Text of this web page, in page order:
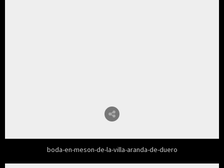
boda-en-meson-de-la-villa-aranda-de-duero